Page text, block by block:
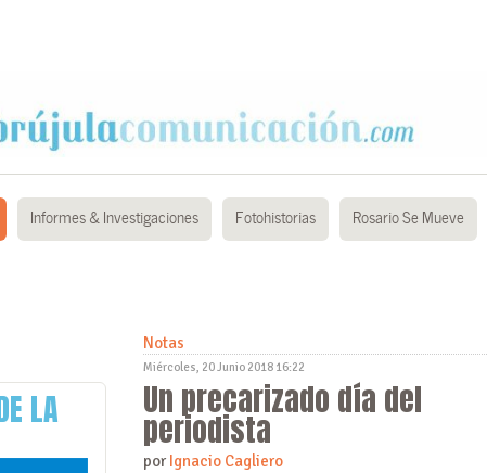
Informes & Investigaciones Fotohistorias Rosario Se Mueve
Notas
Miércoles, 20 Junio 2018 16:22
Un precarizado día del
periodista
por Ignacio Cagliero
LA